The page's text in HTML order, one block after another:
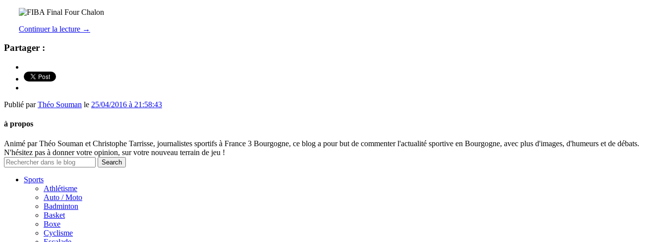
Continuer la lecture →
Partager :
Publié parThéo Souman le 25/04/2016 à 21:58:43
à propos
Animé par Théo Souman et Christophe Tarrisse, journalistes sportifs à France 3 Bourgogne, ce blog a pour but de commenter l'actualité sportive en Bourgogne, avec plus d'images, d'humeurs et de débats.
N'hésitez pas à donner votre opinion, sur votre nouveau terrain de jeu !
Sports
Athlétisme
Auto / Moto
Badminton
Basket
Boxe
Cyclisme